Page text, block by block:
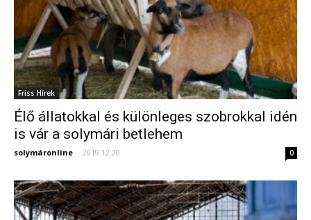
Friss Hírek
Élő állatokkal és különleges szobrokkal idén
is vár a solymári betlehem
solymáronline - 2019.12.20. 0